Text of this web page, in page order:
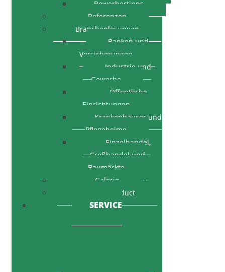
Bewerbertipps
Referenzen
Branchenlösungen
Banken und
Versicherungen
Industrie und
Gewerbe
Öffentliche
Einrichtungen
Krankenhäuser und
Pflegeheime
Einzelhandel,
Großhandel und
Baumärkte
Galerie
Code of Conduct
SERVICE